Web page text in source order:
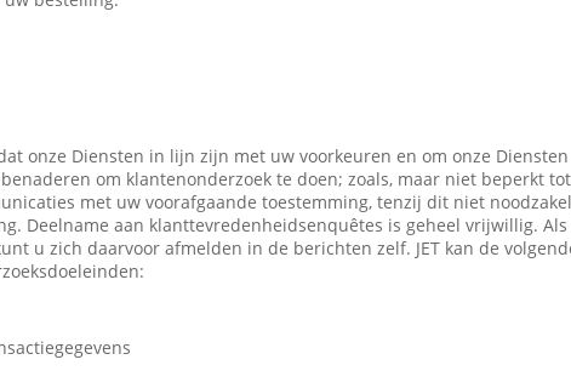
onze Diensten in lijn zijn met uw voorkeuren en om onze
benaderen om klantenonderzoek te doen; zoals, maar niet beperkt
met uw voorafgaande toestemming, tenzij dit niet
Deelname aan klanttevredenheidsenquêtes is geheel vrijwillig.
u zich daarvoor afmelden in de berichten zelf. JET kan de